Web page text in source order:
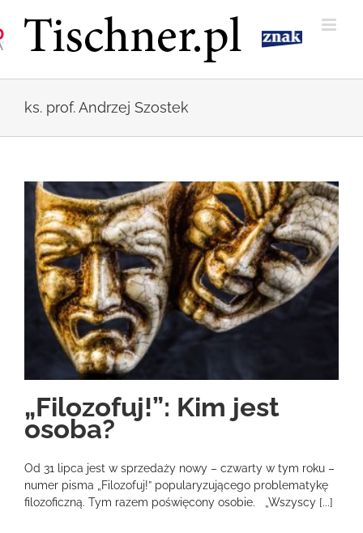
zawartości
ks. prof. Andrzej Szostek
„Filozofuj!”: Kim jest
osoba?
Od 31 lipca jest w sprzedaży nowy – czwarty w tym roku –
numer pisma „Filozofuj!” popularyzującego problematykę
filozoficzną. Tym razem poświęcony osobie. „Wszyscy [...]